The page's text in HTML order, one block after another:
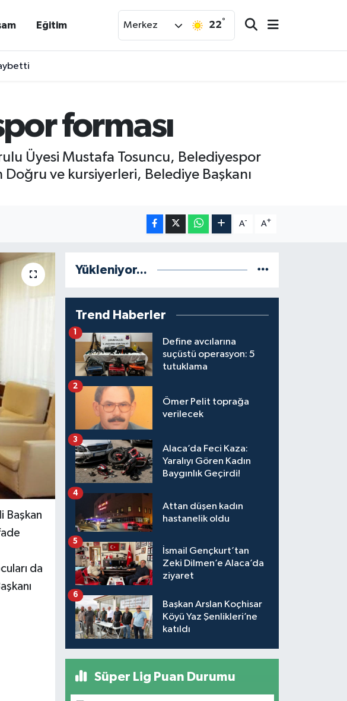
Eğitim Merkez 22°
forması
Üyesi Mustafa Tosuncu, Belediyespor
ve kursiyerleri, Belediye Başkanı
A- A+
Başkan
da
Yükleniyor...
Trend Haberler
Define avcılarına
suçüstü operasyon: 5
tutuklama
1
Ömer Pelit toprağa
verilecek
2
Alaca’da Feci Kaza:
Yaralıyı Gören Kadın
Baygınlık Geçirdi!
3
Attan düşen kadın
hastanelik oldu
4
İsmail Gençkurt’tan
Zeki Dilmen’e Alaca’da
ziyaret
5
Başkan Arslan Koçhisar
Köyü Yaz Şenlikleri’ne
katıldı
6
Süper Lig Puan Durumu